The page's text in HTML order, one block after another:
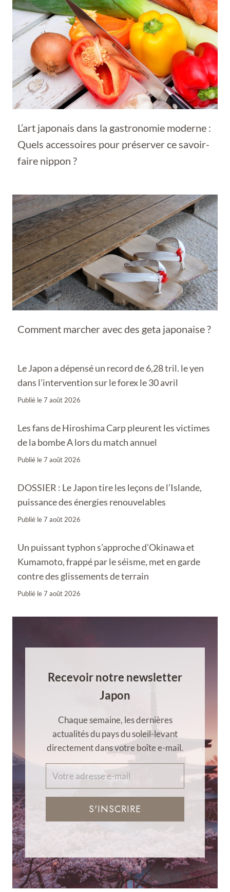
L’art japonais dans la gastronomie moderne :
Quels accessoires pour préserver ce savoir-
faire nippon ?
Comment marcher avec des geta japonaise ?
Le Japon a dépensé un record de 6,28 tril. le yen
dans l’intervention sur le forex le 30 avril
Publié le7 août 2026
Les fans de Hiroshima Carp pleurent les victimes
de la bombe A lors du match annuel
Publié le7 août 2026
DOSSIER : Le Japon tire les leçons de l’Islande,
puissance des énergies renouvelables
Publié le7 août 2026
Un puissant typhon s’approche d’Okinawa et
Kumamoto, frappé par le séisme, met en garde
contre des glissements de terrain
Publié le7 août 2026
Recevoir notre newsletter
Japon
Chaque semaine, les dernières
actualités du pays du soleil-levant
directement dans votre boîte e-mail.
S'INSCRIRE